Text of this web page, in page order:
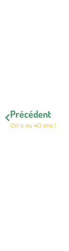
Précédent
On a eu 40 ans !